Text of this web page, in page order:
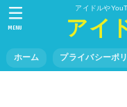
アイドルや
アイ
ホーム プライバシーポ
MENU